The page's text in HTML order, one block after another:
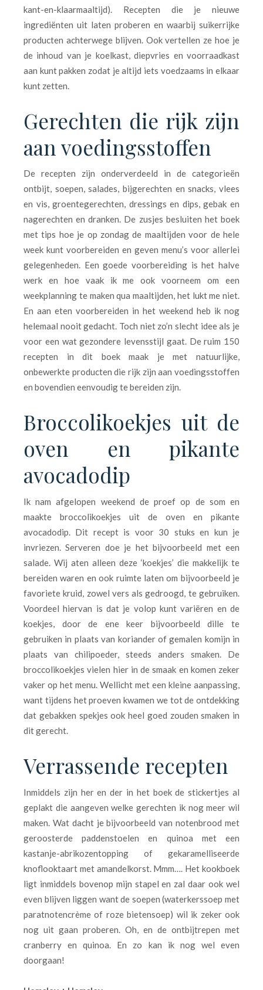
kant-en-klaarmaaltijd). Recepten die je nieuwe
ingrediënten uit laten proberen en waarbij suikerrijke
producten achterwege blijven. Ook vertellen ze hoe je
de inhoud van je koelkast, diepvries en voorraadkast
aan kunt pakken zodat je altijd iets voedzaams in elkaar
kunt zetten.
Gerechten die rijk zijn
aan voedingsstoffen
De recepten zijn onderverdeeld in de categorieën
ontbijt, soepen, salades, bijgerechten en snacks, vlees
en vis, groentegerechten, dressings en dips, gebak en
nagerechten en dranken. De zusjes besluiten het boek
met tips hoe je op zondag de maaltijden voor de hele
week kunt voorbereiden en geven menu’s voor allerlei
gelegenheden. Een goede voorbereiding is het halve
werk en hoe vaak ik me ook voorneem om een
weekplanning te maken qua maaltijden, het lukt me niet.
En aan eten voorbereiden in het weekend heb ik nog
helemaal nooit gedacht. Toch niet zo’n slecht idee als je
voor een wat gezondere levensstijl gaat. De ruim 150
recepten in dit boek maak je met natuurlijke,
onbewerkte producten die rijk zijn aan voedingsstoffen
en bovendien eenvoudig te bereiden zijn.
Broccolikoekjes uit de
oven en pikante
avocadodip
Ik nam afgelopen weekend de proef op de som en
maakte broccolikoekjes uit de oven en pikante
avocadodip. Dit recept is voor 30 stuks en kun je
invriezen. Serveren doe je het bijvoorbeeld met een
salade. Wij aten alleen deze ‘koekjes’ die makkelijk te
bereiden waren en ook ruimte laten om bijvoorbeeld je
favoriete kruid, zowel vers als gedroogd, te gebruiken.
Voordeel hiervan is dat je volop kunt variëren en de
koekjes, door de ene keer bijvoorbeeld dille te
gebruiken in plaats van koriander of gemalen komijn in
plaats van chilipoeder, steeds anders smaken. De
broccolikoekjes vielen hier in de smaak en komen zeker
vaker op het menu. Wellicht met een kleine aanpassing,
want tijdens het proeven kwamen we tot de ontdekking
dat gebakken spekjes ook heel goed zouden smaken in
dit gerecht.
Verrassende recepten
Inmiddels zijn her en der in het boek de stickertjes al
geplakt die aangeven welke gerechten ik nog meer wil
maken. Wat dacht je bijvoorbeeld van notenbrood met
geroosterde paddenstoelen en quinoa met een
kastanje-abrikozentopping of gekaramelliseerde
knoflooktaart met amandelkorst. Mmm…. Het kookboek
ligt inmiddels bovenop mijn stapel en zal daar ook wel
even blijven liggen want de soepen (waterkerssoep met
paratnotencrème of roze bietensoep) wil ik zeker ook
nog uit gaan proberen. Oh, en de ontbijtrepen met
cranberry en quinoa. En zo kan ik nog wel even
doorgaan!